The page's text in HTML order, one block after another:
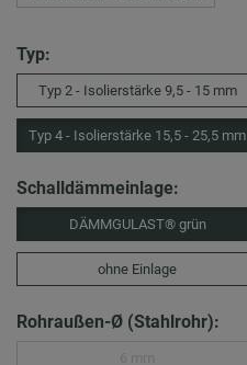
Typ:
Typ 2 - Isolierstärke 9,5 - 15 mm
Typ 4 - Isolierstärke 15,5 - 25,5 mm
Schalldämmeinlage:
DÄMMGULAST® grün
ohne Einlage
Rohraußen-Ø (Stahlrohr):